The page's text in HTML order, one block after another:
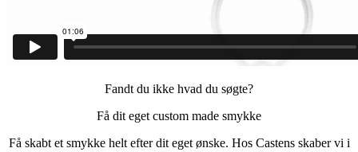
Fandt du ikke hvad du søgte?
Få dit eget custom made smykke
Få skabt et smykke helt efter dit eget ønske. Hos Castens skaber vi i